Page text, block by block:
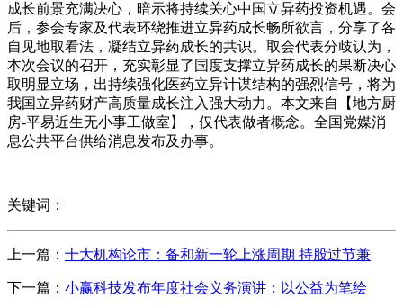
成长前景充满决心，暗示将持续关心中国立异药投资机遇。会
后，参会专家及代表环绕推进立异药成长畅所欲言，分享了各
自见地取看法，凝结立异药成长的共识。取会代表分歧认为，
本次会议的召开，充实彰显了国度支撑立异药成长的果断决心
取明显立场，出持续强化医药立异计谋结构的强烈信号，将为
我国立异药财产高质量成长注入强大动力。本文来自【地方厨
房-平易近生无小事工做室】，仅代表做者概念。全国党媒消
息公共平台供给消息发布及办事。
关键词：
上一篇： 十大机构论市：备和新一轮上涨周期 持股过节兼
下一篇： 小赢科技发布年度社会义务演讲：以公益为笔绘